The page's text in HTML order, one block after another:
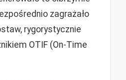
zagrażało
rygorystycznie
OTIF (On-Time